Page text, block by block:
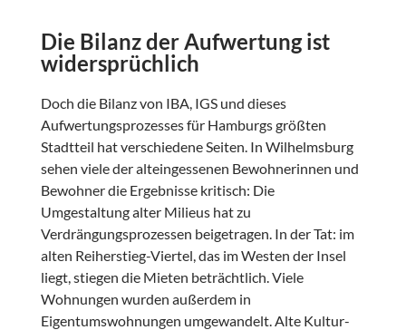
Die Bilanz der Aufwertung ist
widersprüchlich
Doch die Bilanz von IBA, IGS und dieses
Aufwertungsprozesses für Hamburgs größten
Stadtteil hat verschiedene Seiten. In Wilhelmsburg
sehen viele der alteingessenen Bewohnerinnen und
Bewohner die Ergebnisse kritisch: Die
Umgestaltung alter Milieus hat zu
Verdrängungsprozessen beigetragen. In der Tat: im
alten Reiherstieg-Viertel, das im Westen der Insel
liegt, stiegen die Mieten beträchtlich. Viele
Wohnungen wurden außerdem in
Eigentumswohnungen umgewandelt. Alte Kultur-